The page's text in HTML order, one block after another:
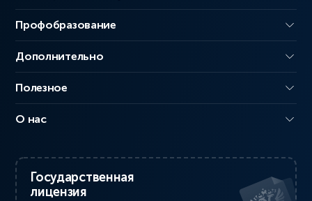
Профобразование
Дополнительно
Полезное
О нас
Государственная
лицензия